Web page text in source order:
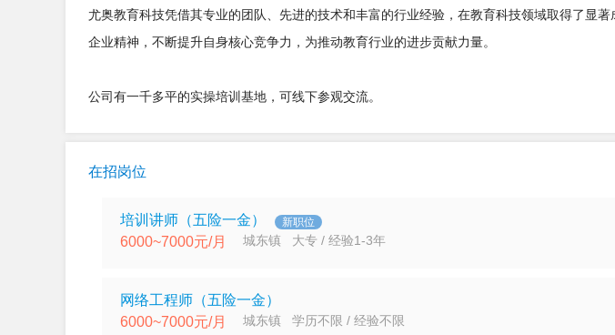
尤奥教育科技凭借其专业的团队、先进的技术和丰富的行业经验，在教育科技领域取得了显著
企业精神，不断提升自身核心竞争力，为推动教育行业的进步贡献力量。
公司有一千多平的实操培训基地，可线下参观交流。
在招岗位
培训讲师（五险一金） 新职位
6000~7000元/月 城东镇 大专 / 经验1-3年
网络工程师（五险一金）
6000~7000元/月 城东镇 学历不限 / 经验不限